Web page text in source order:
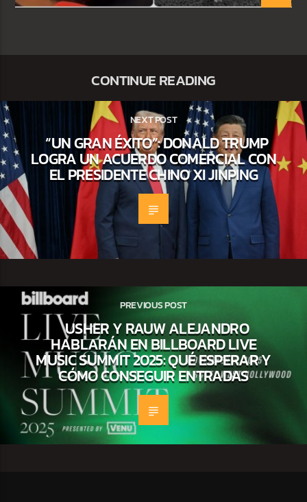
CONTINUE READING
NEXT POST
“UN GRAN ÉXITO”: DONALD TRUMP
LOGRA UN ACUERDO COMERCIAL CON
EL PRESIDENTE CHINO XI JINPING
PREVIOUS POST
USHER Y RAUW ALEJANDRO
HABLARÁN EN BILLBOARD LIVE
MUSIC SUMMIT 2025: QUÉ ESPERAR Y
CÓMO CONSEGUIR ENTRADAS